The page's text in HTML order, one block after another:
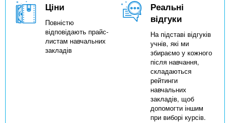
Ціни
Повністю
відповідають прайс-
листам навчальних
закладів
Реальні
відгуки
На підставі відгуків
учнів, які ми
збираємо у кожного
після навчання,
складаються
рейтинги
навчальних
закладів, щоб
допомогти іншим
при виборі курсів.